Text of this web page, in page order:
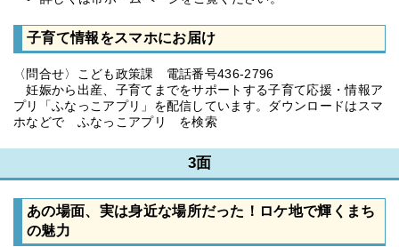
子育て情報をスマホにお届け
〈問合せ〉こども政策課 電話番号436-2796
妊娠から出産、子育てまでをサポートする子育て応援・情報ア
プリ「ふなっこアプリ」を配信しています。ダウンロードはスマ
ホなどで ふなっこアプリ を検索
3面
あの場面、実は身近な場所だった！ロケ地で輝くまち
の魅力